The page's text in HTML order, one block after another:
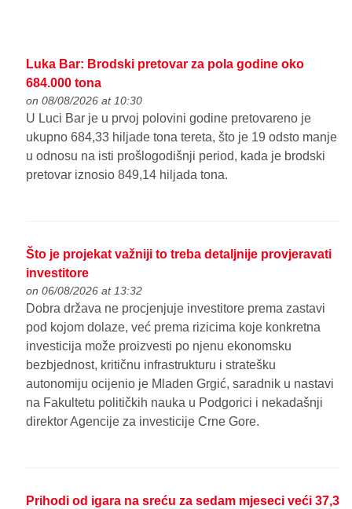
Luka Bar: Brodski pretovar za pola godine oko
684.000 tona
on 08/08/2026 at 10:30
U Luci Bar je u prvoj polovini godine pretovareno je
ukupno 684,33 hiljade tona tereta, što je 19 odsto manje
u odnosu na isti prošlogodišnji period, kada je brodski
pretovar iznosio 849,14 hiljada tona.
Što je projekat važniji to treba detaljnije provjeravati
investitore
on 06/08/2026 at 13:32
Dobra država ne procjenjuje investitore prema zastavi
pod kojom dolaze, već prema rizicima koje konkretna
investicija može proizvesti po njenu ekonomsku
bezbjednost, kritičnu infrastrukturu i stratešku
autonomiju ocijenio je Mladen Grgić, saradnik u nastavi
na Fakultetu političkih nauka u Podgorici i nekadašnji
direktor Agencije za investicije Crne Gore.
Prihodi od igara na sreću za sedam mjeseci veći 37,3